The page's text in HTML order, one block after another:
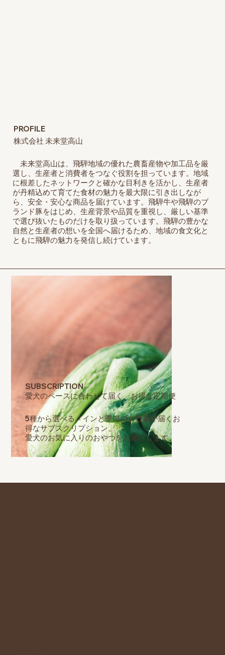
PROFILE
株式会社 未来堂高山
未来堂高山は、飛騨地域の優れた農畜産物や加工品を厳
選し、生産者と消費者をつなぐ役割を担っています。地域
に根差したネットワークと確かな目利きを活かし、生産者
が丹精込めて育てた食材の魅力を最大限に引き出しなが
ら、安全・安心な商品を届けています。飛騨牛や飛騨のブ
ランド豚をはじめ、生産背景や品質を重視し、厳しい基準
で選び抜いたものだけを取り扱っています。飛騨の豊かな
自然と生産者の想いを全国へ届けるため、地域の食文化と
ともに飛騨の魅力を発信し続けています。
SUBSCRIPTION
愛犬のペースに合わせて届く、お得な定期便
5種から選べるメインと季節のお野菜が届くお
得なサブスクリプション。
愛犬のお気に入りのおやつをお届けします。